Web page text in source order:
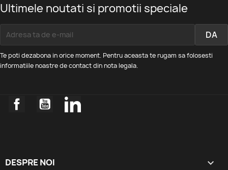
Ultimele noutati si promotii speciale
Te poti dezabona in orice moment. Pentru aceasta te rugam sa folosesti
informatiile noastre de contact din nota legala.
FacebookYouTubeLinkedIn
DESPRE NOI 